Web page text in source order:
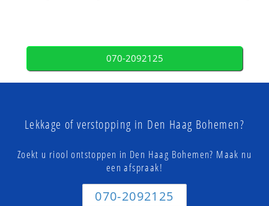
070-2092125
Lekkage of verstopping in Den Haag Bohemen?
Zoekt u riool ontstoppen in Den Haag Bohemen? Maak nu
een afspraak!
070-2092125